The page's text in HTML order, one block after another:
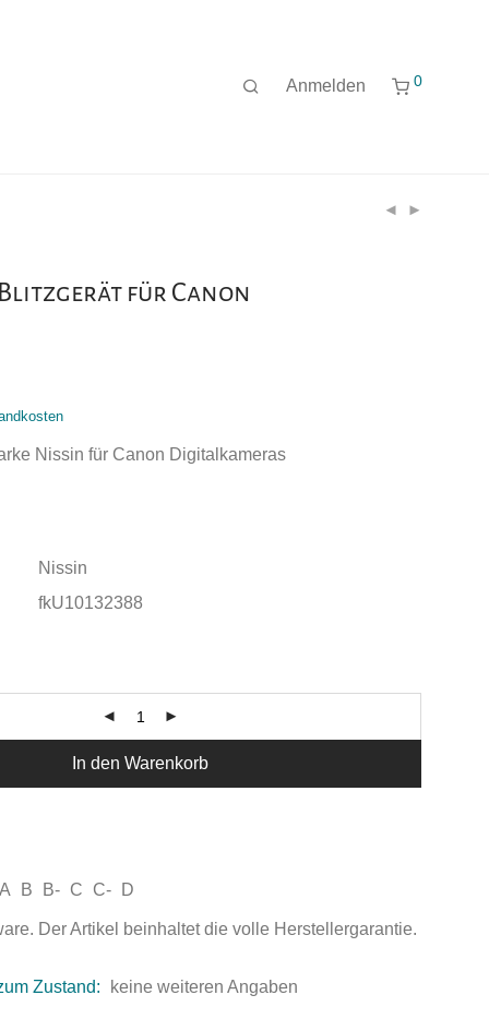
Anmelden 0
für Canon
Nissin für Canon Digitalkameras
Nissin
fkU10132388
In den Warenkorb
A B B- C C- D
Der Artikel beinhaltet die volle Herstellergarantie.
Zustand: keine weiteren Angaben